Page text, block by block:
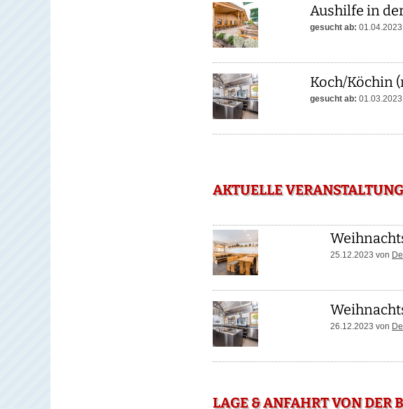
Aushilfe in
gesucht ab:
Koch/Köchin
gesucht ab:
AKTUELLE
25.12.2023 von
26.12.2023 von
LAGE & ANFAHRT VON DER